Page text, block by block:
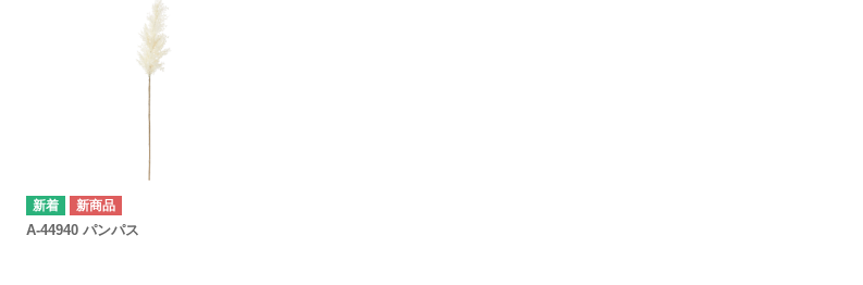
新商品
A-44940 パンパス